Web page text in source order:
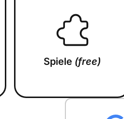
Spiele (free)